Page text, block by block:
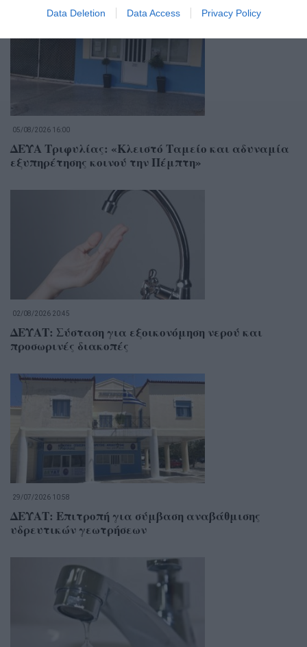
Data Deletion Data Access Privacy Policy
05/08/2026 16:00
ΔΕΥΑ Τριφυλίας: «Κλειστό Ταμείο και αδυναμία
εξυπηρέτησης κοινού την Πέμπτη»
02/08/2026 20:45
ΔΕΥΑΤ: Σύσταση για εξοικονόμηση νερού και
προσωρινές διακοπές
29/07/2026 10:58
ΔΕΥΑΤ: Επιτροπή για σύμβαση αναβάθμισης
υδρευτικών γεωτρήσεων